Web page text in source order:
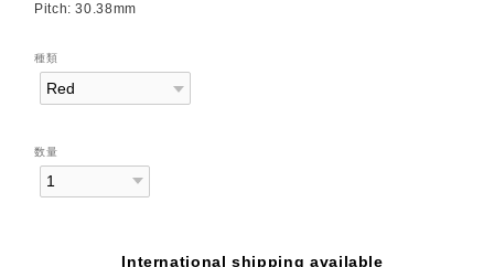
Pitch: 30.38mm
種類
数量
International shipping available